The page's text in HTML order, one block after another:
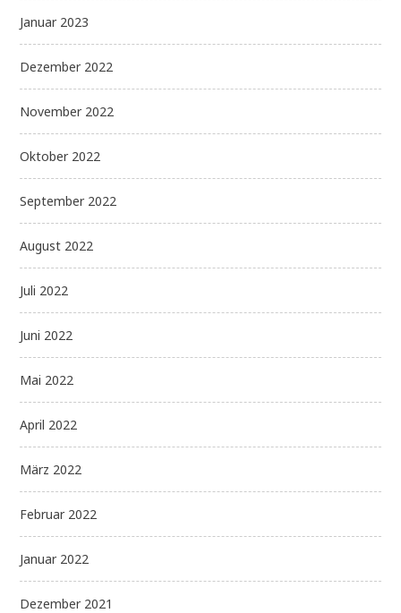
Januar 2023
Dezember 2022
November 2022
Oktober 2022
September 2022
August 2022
Juli 2022
Juni 2022
Mai 2022
April 2022
März 2022
Februar 2022
Januar 2022
Dezember 2021